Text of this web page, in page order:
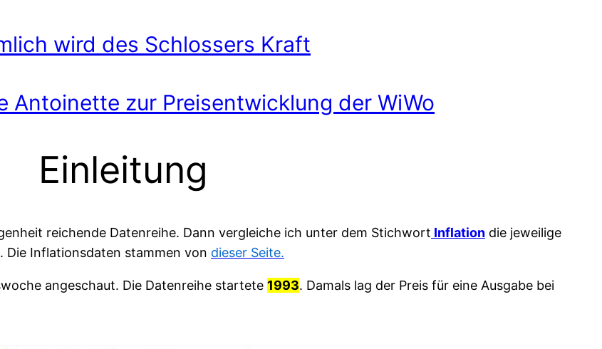
wird des Schlossers Kraft
Antoinette zur Preisentwicklung der WiWo
Einleitung
reichende Datenreihe. Dann vergleiche ich unter dem Stichwort Inflation die jeweilige
Inflationsdaten stammen von dieser Seite.
angeschaut. Die Datenreihe startete 1993. Damals lag der Preis für eine Ausgabe bei